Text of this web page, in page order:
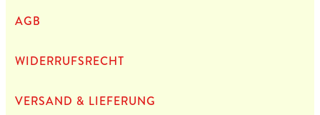
AGB
WIDERRUFSRECHT
VERSAND & LIEFERUNG